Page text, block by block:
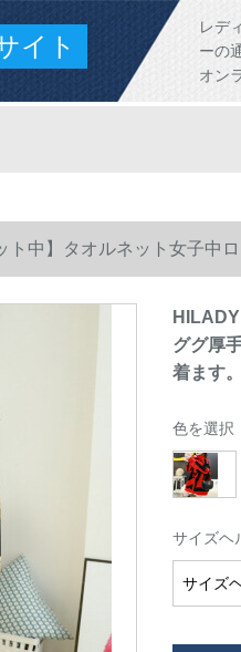
イト
レデ
ーの
オン
中】タオルネット女子中
ググ厚
着ます。
色を選択
サイズヘ
サイズ